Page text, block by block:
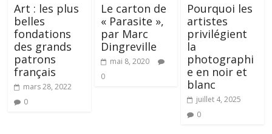
Art : les plus
belles
fondations
des grands
patrons
français
mars 28, 2022
0
Le carton de
« Parasite »,
par Marc
Dingreville
mai 8, 2020
0
Pourquoi les
artistes
privilégient
la
photographi
e en noir et
blanc
juillet 4, 2025
0